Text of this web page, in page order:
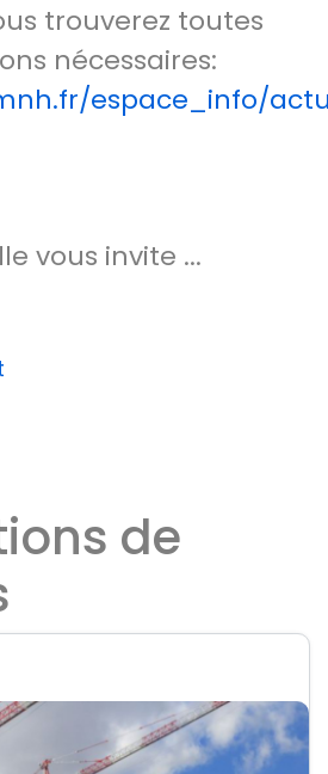
trouverez toutes
nécessaires:
espace_info/
vous invite ...
de